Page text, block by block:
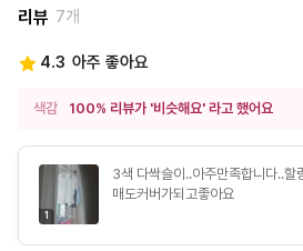
리뷰 7개
4.3 아주 좋아요
색감 100% 리뷰가 '비슷해요' 라고 했어요
1
3색 다싹슬이..아주만족합니다..할
매도커버가되고좋아요